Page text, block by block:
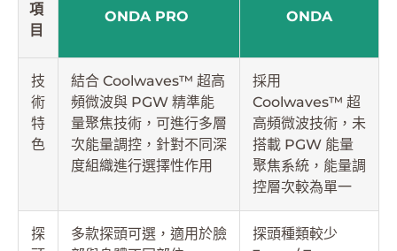
項
目
ONDA PRO ONDA
技
術
特
色
結合 Coolwaves™ 超高
頻微波與 PGW 精準能
量聚焦技術，可進行多層
次能量調控，針對不同深
度組織進行選擇性作用
採用
Coolwaves™ 超
高頻微波技術，未
搭載 PGW 能量
聚焦系統，能量調
控層次較為單一
探
多款探頭可選，適用於臉
探頭種類較少